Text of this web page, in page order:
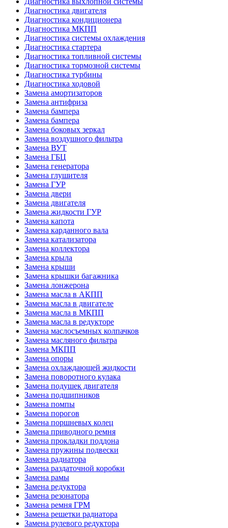
Диагностика двигателя
Диагностика кондиционера
Диагностика МКПП
Диагностика системы охлаждения
Диагностика стартера
Диагностика топливной системы
Диагностика тормозной системы
Диагностика турбины
Диагностика ходовой
Замена амортизаторов
Замена антифриза
Замена бампера
Замена бампера
Замена боковых зеркал
Замена воздушного фильтра
Замена ВУТ
Замена ГБЦ
Замена генератора
Замена глушителя
Замена ГУР
Замена двери
Замена двигателя
Замена жидкости ГУР
Замена капота
Замена карданного вала
Замена катализатора
Замена коллектора
Замена крыла
Замена крыши
Замена крышки багажника
Замена лонжерона
Замена масла в АКПП
Замена масла в двигателе
Замена масла в МКПП
Замена масла в редукторе
Замена маслосъемных колпачков
Замена масляного фильтра
Замена МКПП
Замена опоры
Замена охлаждающей жидкости
Замена поворотного кулака
Замена подушек двигателя
Замена подшипников
Замена помпы
Замена порогов
Замена поршневых колец
Замена приводного ремня
Замена прокладки поддона
Замена пружины подвески
Замена радиатора
Замена раздаточной коробки
Замена рамы
Замена редуктора
Замена резонатора
Замена ремня ГРМ
Замена решетки радиатора
Замена рулевого редуктора